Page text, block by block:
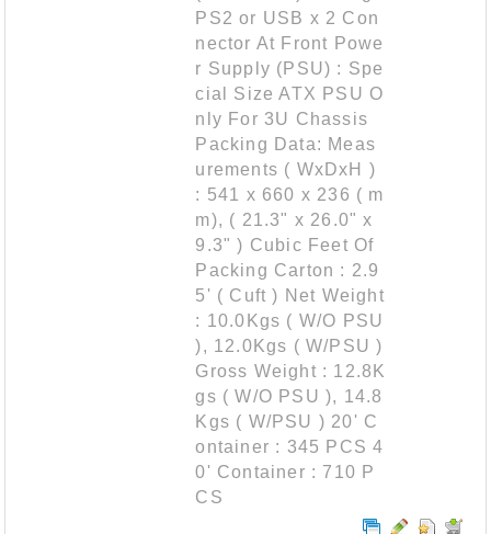
PS2 or USB x 2 Con
nector At Front Powe
r Supply (PSU) : Spe
cial Size ATX PSU O
nly For 3U Chassis
Packing Data: Meas
urements ( WxDxH )
: 541 x 660 x 236 ( m
m), ( 21.3" x 26.0" x
9.3" ) Cubic Feet Of
Packing Carton : 2.9
5' ( Cuft ) Net Weight
: 10.0Kgs ( W/O PSU
), 12.0Kgs ( W/PSU )
Gross Weight : 12.8K
gs ( W/O PSU ), 14.8
Kgs ( W/PSU ) 20' C
ontainer : 345 PCS 4
0' Container : 710 P
CS